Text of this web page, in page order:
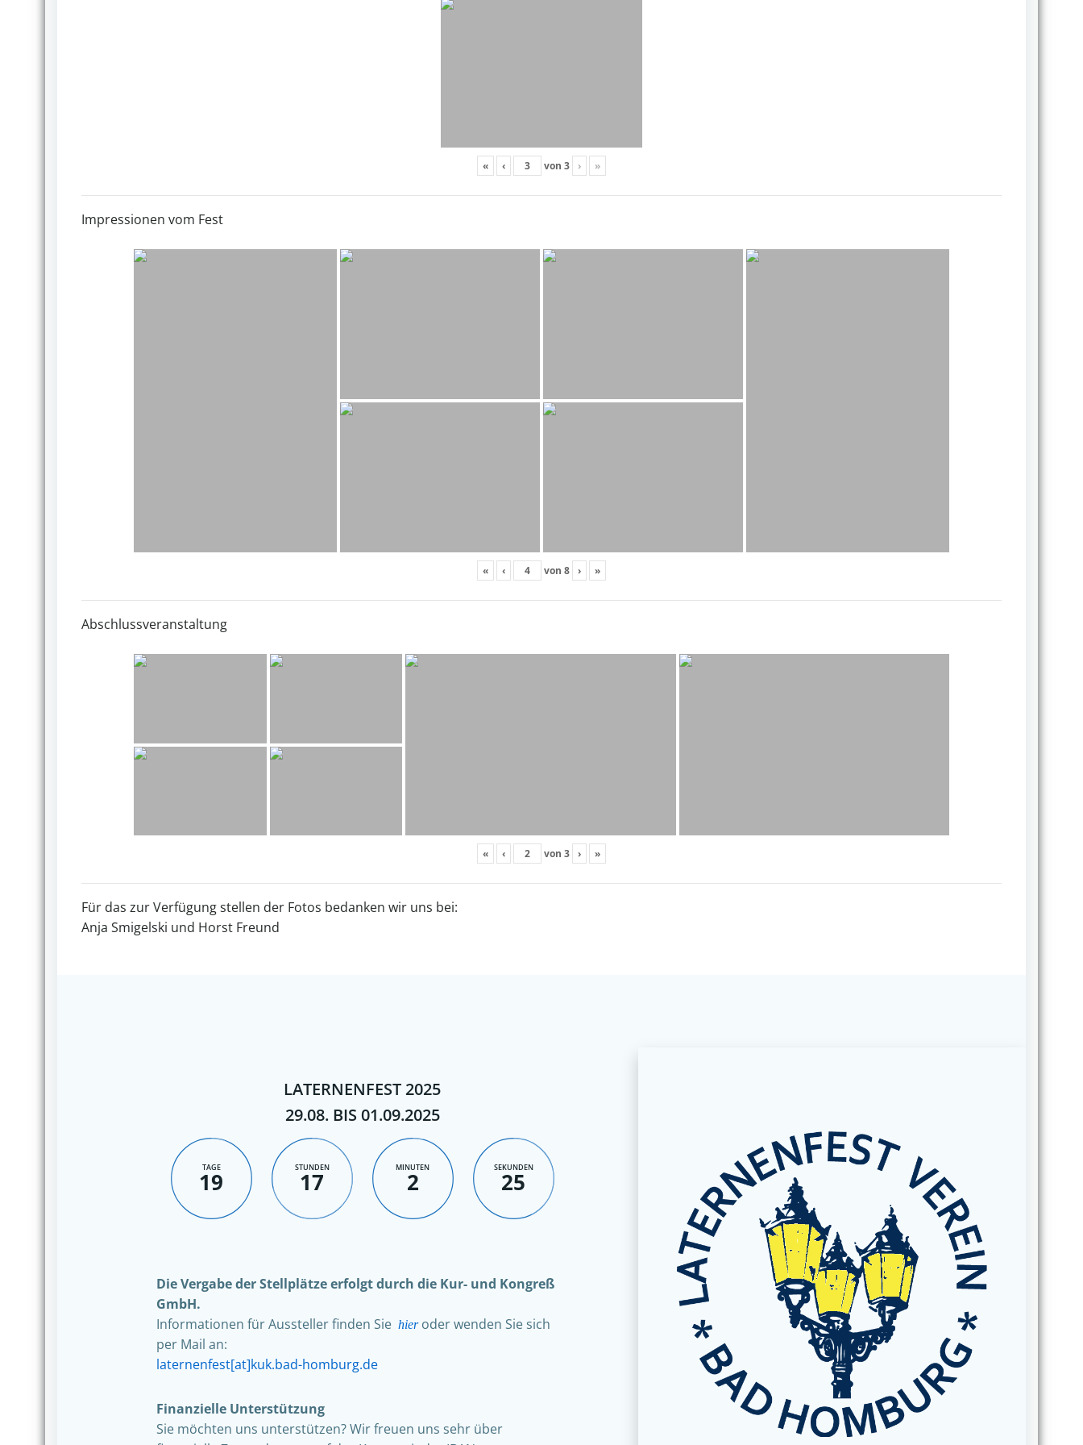
« ‹ von 3 › »
Impressionen vom Fest
« ‹ von 8 › »
Abschlussveranstaltung
« ‹ von 3 › »
Für das zur Verfügung stellen der Fotos bedanken wir uns bei:
Anja Smigelski und Horst Freund
LATERNENFEST 2025
29.08. BIS 01.09.2025
TAGE
19
STUNDEN
17
MINUTEN
2
SEKUNDEN
24
Die Vergabe der Stellplätze erfolgt durch die Kur- und Kongreß
GmbH.
Informationen für Aussteller finden Sie hier oder wenden Sie sich
per Mail an:
laternenfest[at]kuk.bad-homburg.de
Finanzielle Unterstützung
Sie möchten uns unterstützen? Wir freuen uns sehr über